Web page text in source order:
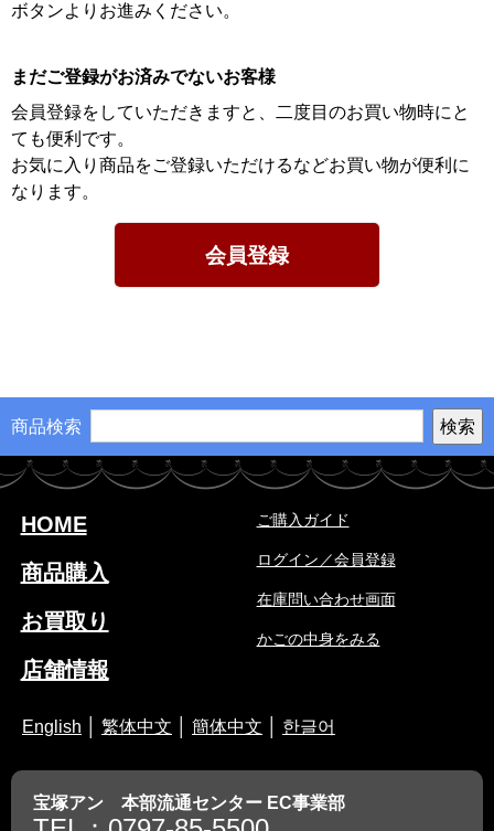
ボタンよりお進みください。
まだご登録がお済みでないお客様
会員登録をしていただきますと、二度目のお買い物時にと
ても便利です。
お気に入り商品をご登録いただけるなどお買い物が便利に
なります。
会員登録
商品検索
HOME
商品購入
お買取り
店舗情報
ご購入ガイド
ログイン／会員登録
在庫問い合わせ画面
かごの中身をみる
English 繁体中文 簡体中文 한글어
宝塚アン 本部流通センター EC事業部